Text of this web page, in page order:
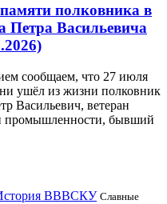
полковника в
Петра Васильевича
сообщаем, что 27 июля
ушёл из жизни полковник
Васильевич, ветеран
промышленности, бывший
ВВВСКУ Славные